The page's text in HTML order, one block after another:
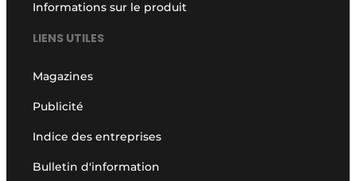
Informations sur le produit
LIENS UTILES
Magazines
Publicité
Indice des entreprises
Bulletin d'information